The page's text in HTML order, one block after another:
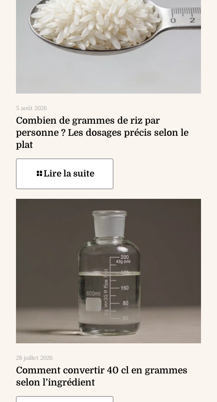
5 août 2026
Combien de grammes de riz par
personne ? Les dosages précis selon le
plat
Lire la suite
28 juillet 2026
Comment convertir 40 cl en grammes
selon l’ingrédient